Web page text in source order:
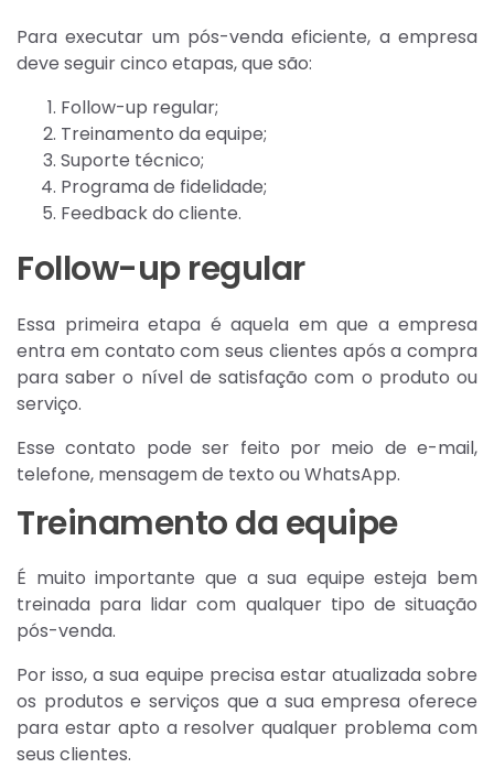
Para executar um pós-venda eficiente, a empresa
deve seguir cinco etapas, que são:
Follow-up regular;
Treinamento da equipe;
Suporte técnico;
Programa de fidelidade;
Feedback do cliente.
Follow-up regular
Essa primeira etapa é aquela em que a empresa
entra em contato com seus clientes após a compra
para saber o nível de satisfação com o produto ou
serviço.
Esse contato pode ser feito por meio de e-mail,
telefone, mensagem de texto ou WhatsApp.
Treinamento da equipe
É muito importante que a sua equipe esteja bem
treinada para lidar com qualquer tipo de situação
pós-venda.
Por isso, a sua equipe precisa estar atualizada sobre
os produtos e serviços que a sua empresa oferece
para estar apto a resolver qualquer problema com
seus clientes.